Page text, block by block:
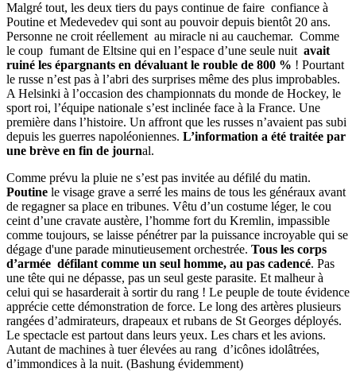
Malgré tout, les deux tiers du pays continue de faire confiance à
Poutine et Medevedev qui sont au pouvoir depuis bientôt 20 ans.
Personne ne croit réellement au miracle ni au cauchemar. Comme
le coup fumant de Eltsine qui en l’espace d’une seule nuit avait
ruiné les épargnants en dévaluant le rouble de 800 % ! Pourtant
le russe n’est pas à l’abri des surprises même des plus improbables.
A Helsinki à l’occasion des championnats du monde de Hockey, le
sport roi, l’équipe nationale s’est inclinée face à la France. Une
première dans l’histoire. Un affront que les russes n’avaient pas subi
depuis les guerres napoléoniennes. L’information a été traitée par
une brève en fin de journal.
Comme prévu la pluie ne s’est pas invitée au défilé du matin.
Poutine le visage grave a serré les mains de tous les généraux avant
de regagner sa place en tribunes. Vêtu d’un costume léger, le cou
ceint d’une cravate austère, l’homme fort du Kremlin, impassible
comme toujours, se laisse pénétrer par la puissance incroyable qui se
dégage d'une parade minutieusement orchestrée. Tous les corps
d’armée défilant comme un seul homme, au pas cadencé. Pas
une tête qui ne dépasse, pas un seul geste parasite. Et malheur à
celui qui se hasarderait à sortir du rang ! Le peuple de toute évidence
apprécie cette démonstration de force. Le long des artères plusieurs
rangées d’admirateurs, drapeaux et rubans de St Georges déployés.
Le spectacle est partout dans leurs yeux. Les chars et les avions.
Autant de machines à tuer élevées au rang d’icônes idolâtrées,
d’immondices à la nuit. (Bashung évidemment)